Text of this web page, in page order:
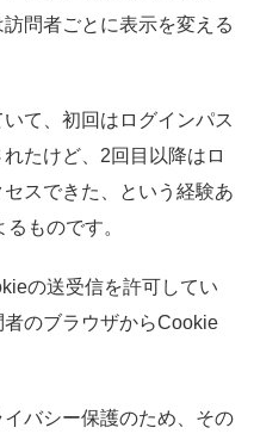
問者ごとに表示を変える
て、初回はログインパス
たけど、2回目以降はロ
スできた、という経験あ
ものです。
の送受信を許可してい
のブラウザからCookie
バシー保護のため、その